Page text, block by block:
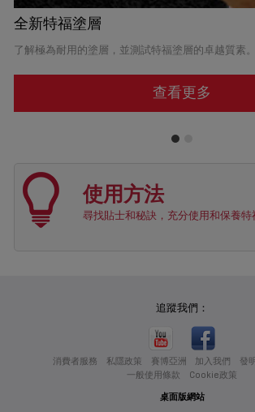
全新特福塗層
了解極為耐用的塗層，並測試特福塗層的卓越質素。
查看更多
使用方法
尋找貼士和秘訣，充分使用和保養特
追蹤我們：
消費者服務 私隱政策 賽博亞洲 加入我們 發
一般使用條款
Cookie政策
桌面版網站